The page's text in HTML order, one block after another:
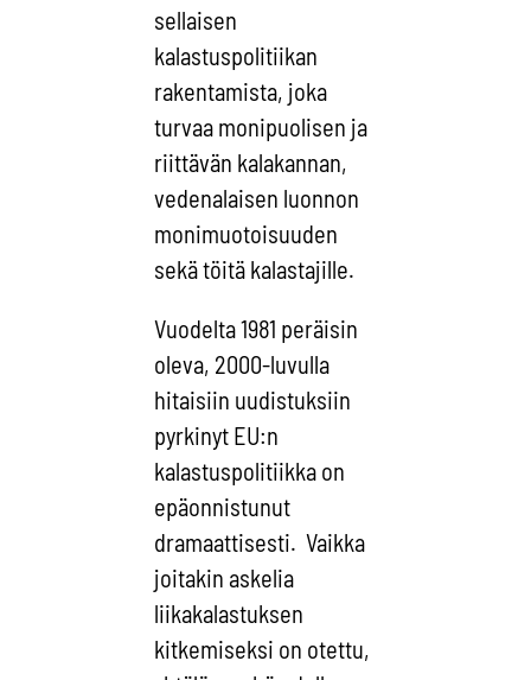
sellaisen
kalastuspolitiikan
rakentamista, joka
turvaa monipuolisen ja
riittävän kalakannan,
vedenalaisen luonnon
monimuotoisuuden
sekä töitä kalastajille.
Vuodelta 1981 peräisin
oleva, 2000-luvulla
hitaisiin uudistuksiin
pyrkinyt EU:n
kalastuspolitiikka on
epäonnistunut
dramaattisesti. Vaikka
joitakin askelia
liikakalastuksen
kitkemiseksi on otettu,